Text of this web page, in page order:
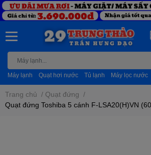
Máy lạnh Quạt hơi nước Tủ lạnh Máy lọc nước
Trang chủ / Quạt đứng /
Quạt đứng Toshiba 5 cánh F-LSA20(H)VN